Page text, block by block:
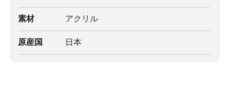
素材 アクリル
原産国 日本